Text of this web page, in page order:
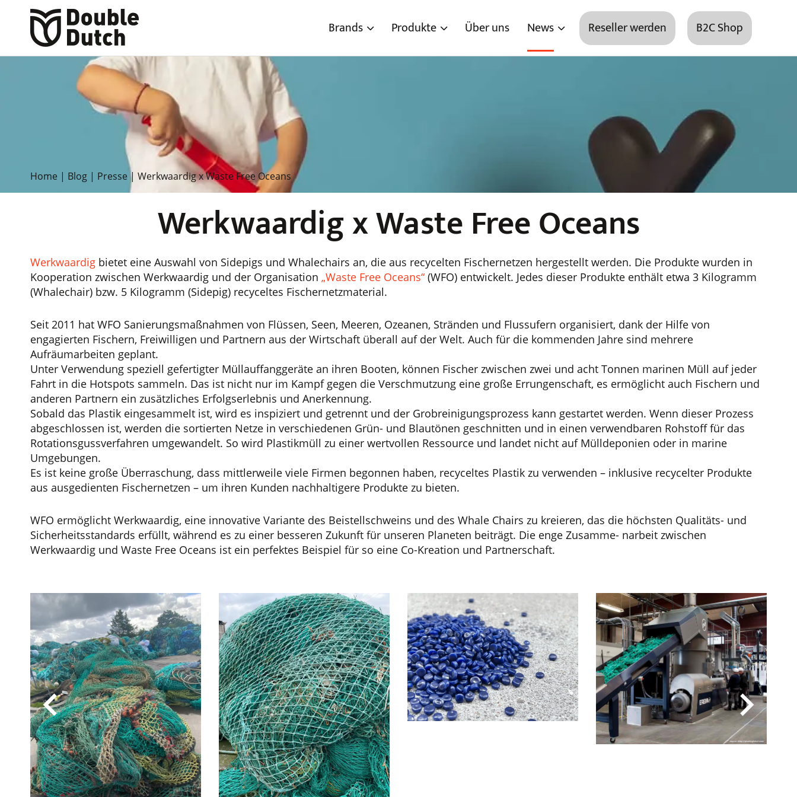
Brands Produkte Über uns News Reseller werden B2C Shop
Home | Blog | Presse | Werkwaardig x Waste Free Oceans
Werkwaardig x Waste Free Oceans
Werkwaardig bietet eine Auswahl von Sidepigs und Whalechairs an, die aus recycelten Fischernetzen hergestellt werden. Die Produkte wurden in
Kooperation zwischen Werkwaardig und der Organisation „Waste Free Oceans“ (WFO) entwickelt. Jedes dieser Produkte enthält etwa 3 Kilogramm
(Whalechair) bzw. 5 Kilogramm (Sidepig) recyceltes Fischernetzmaterial.
Seit 2011 hat WFO Sanierungsmaßnahmen von Flüssen, Seen, Meeren, Ozeanen, Stränden und Flussufern organisiert, dank der Hilfe von
engagierten Fischern, Freiwilligen und Partnern aus der Wirtschaft überall auf der Welt. Auch für die kommenden Jahre sind mehrere
Aufräumarbeiten geplant.
Unter Verwendung speziell gefertigter Müllauffanggeräte an ihren Booten, können Fischer zwischen zwei und acht Tonnen marinen Müll auf jeder
Fahrt in die Hotspots sammeln. Das ist nicht nur im Kampf gegen die Verschmutzung eine große Errungenschaft, es ermöglicht auch Fischern und
anderen Partnern ein zusätzliches Erfolgserlebnis und Anerkennung.
Sobald das Plastik eingesammelt ist, wird es inspiziert und getrennt und der Grobreinigungsprozess kann gestartet werden. Wenn dieser Prozess
abgeschlossen ist, werden die sortierten Netze in verschiedenen Grün- und Blautönen geschnitten und in einen verwendbaren Rohstoff für das
Rotationsgussverfahren umgewandelt. So wird Plastikmüll zu einer wertvollen Ressource und landet nicht auf Mülldeponien oder in marine
Umgebungen.
Es ist keine große Überraschung, dass mittlerweile viele Firmen begonnen haben, recyceltes Plastik zu verwenden – inklusive recycelter Produkte
aus ausgedienten Fischernetzen – um ihren Kunden nachhaltigere Produkte zu bieten.
WFO ermöglicht Werkwaardig, eine innovative Variante des Beistellschweins und des Whale Chairs zu kreieren, das die höchsten Qualitäts- und
Sicherheitsstandards erfüllt, während es zu einer besseren Zukunft für unseren Planeten beiträgt. Die enge Zusamme- narbeit zwischen
Werkwaardig und Waste Free Oceans ist ein perfektes Beispiel für so eine Co-Kreation und Partnerschaft.